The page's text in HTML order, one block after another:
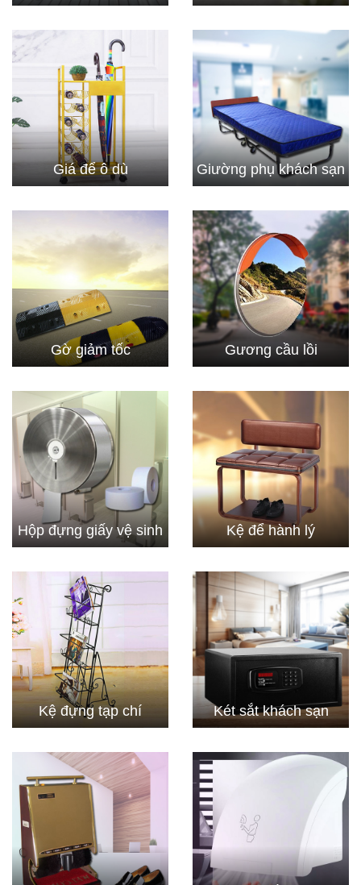
Giá để ô dù Giường phụ khách sạn
Gờ giảm tốc Gương cầu lồi
Hộp đựng giấy vệ sinh Kệ để hành lý
Kệ đựng tạp chí Két sắt khách sạn